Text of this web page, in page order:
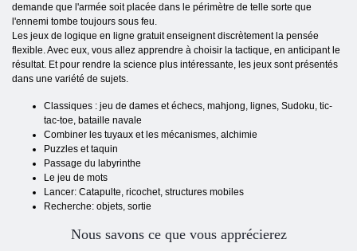
demande que l'armée soit placée dans le périmètre de telle sorte que
l'ennemi tombe toujours sous feu.
Les jeux de logique en ligne gratuit enseignent discrètement la pensée
flexible. Avec eux, vous allez apprendre à choisir la tactique, en anticipant le
résultat. Et pour rendre la science plus intéressante, les jeux sont présentés
dans une variété de sujets.
Сlassiques : jeu de dames et échecs, mahjong, lignes, Sudoku, tic-
tac-toe, bataille navale
Combiner les tuyaux et les mécanismes, alchimie
Puzzles et taquin
Passage du labyrinthe
Le jeu de mots
Lancer: Catapulte, ricochet, structures mobiles
Recherche: objets, sortie
Nous savons ce que vous apprécierez